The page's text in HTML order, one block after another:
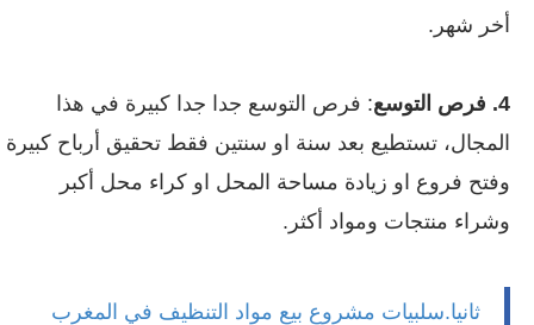
أخر شهر.
4. فرص التوسع
: فرص التوسع جدا جدا كبيرة في هذا
المجال، تستطيع بعد سنة او سنتين فقط تحقيق أرباح كبيرة
وفتح فروع او زيادة مساحة المحل او كراء محل أكبر
وشراء منتجات ومواد أكثر.
ثانيا.سلبيات مشروع بيع مواد التنظيف في المغرب